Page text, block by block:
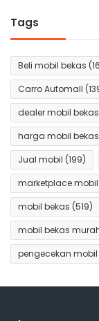
Tags
Beli mobil bekas
Carro Automall
dealer mobil bekas
harga mobil bekas
Jual mobil (199)
marketplace
mobil bekas (519)
mobil bekas
pengecekan mobil